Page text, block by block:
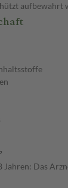
aufbewahrt
Das